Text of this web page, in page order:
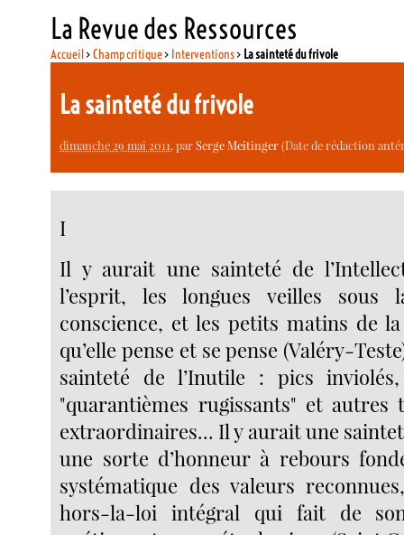
La Revue des Ressources
Accueil>Champ critique> Interventions> La sainteté du frivole
La sainteté du frivole
dimanche 29 mai 2011, parSerge Meitinger(Date de rédaction
I
Il y aurait une sainteté de
l’esprit, les longues veilles
conscience, et les petits matins de
qu’elle pense et se pense (Valéry-
sainteté de l’Inutile : pics
"quarantièmes rugissants" et
extraordinaires... Il y aurait une
une sorte d’honneur à rebours
systématique des valeurs
hors-la-loi intégral qui fait de